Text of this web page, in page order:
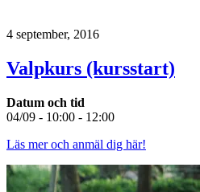
4 september, 2016
Valpkurs (kursstart)
Datum och tid
04/09 - 10:00 - 12:00
Läs mer och anmäl dig här!